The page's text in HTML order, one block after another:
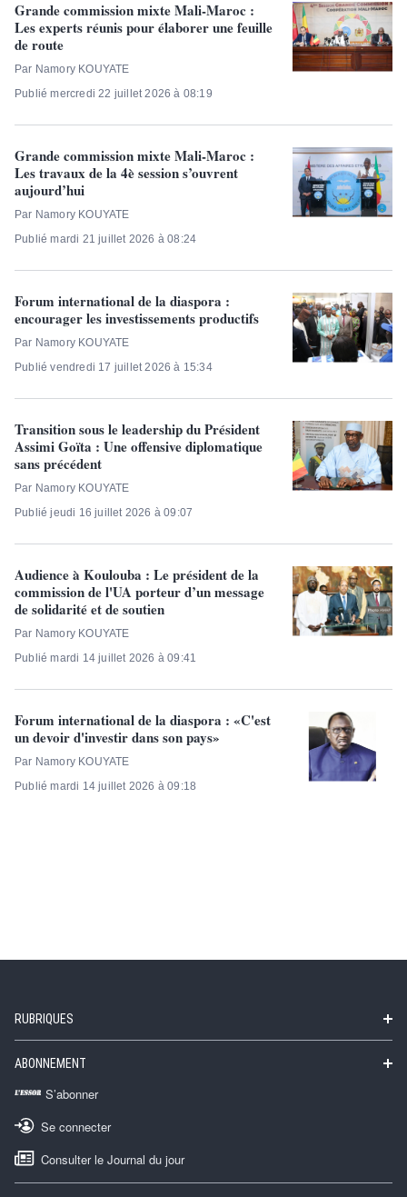
Grande commission mixte Mali-Maroc :
Les experts réunis pour élaborer une feuille
de route
Par Namory KOUYATE
Publié mercredi 22 juillet 2026 à 08:19
Grande commission mixte Mali-Maroc :
Les travaux de la 4è session s’ouvrent
aujourd’hui
Par Namory KOUYATE
Publié mardi 21 juillet 2026 à 08:24
Forum international de la diaspora :
encourager les investissements productifs
Par Namory KOUYATE
Publié vendredi 17 juillet 2026 à 15:34
Transition sous le leadership du Président
Assimi Goïta : Une offensive diplomatique
sans précédent
Par Namory KOUYATE
Publié jeudi 16 juillet 2026 à 09:07
Audience à Koulouba : Le président de la
commission de l'UA porteur d’un message
de solidarité et de soutien
Par Namory KOUYATE
Publié mardi 14 juillet 2026 à 09:41
Forum international de la diaspora : «C'est
un devoir d'investir dans son pays»
Par Namory KOUYATE
Publié mardi 14 juillet 2026 à 09:18
RUBRIQUES
ABONNEMENT
S’abonner
Se connecter
Consulter le Journal du jour